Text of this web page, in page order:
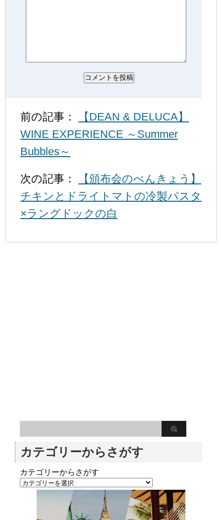
前の記事：
【DEAN & DELUCA】
WINE EXPERIENCE ～Summer
Bubbles～
次の記事：
【頒布会のべんきょう】
チキンとドライトマトの冷製パスタ
×ラングドックの白
カテゴリーからさがす
カテゴリーからさがす